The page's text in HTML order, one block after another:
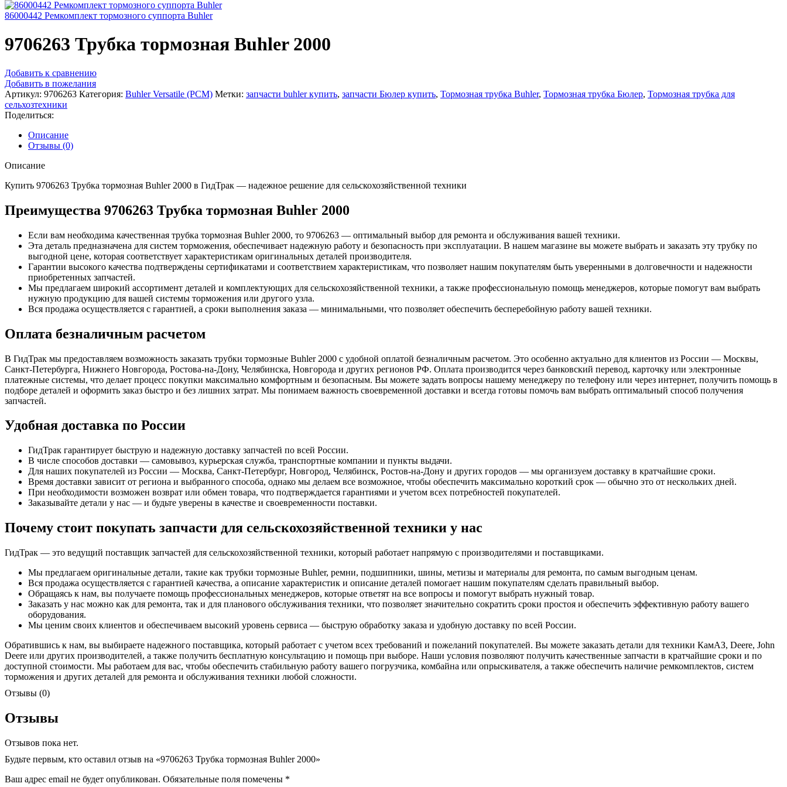
86000442 Ремкомплект тормозного суппорта Buhler
9706263 Трубка тормозная Buhler 2000
Добавить к сравнению
Добавить в пожелания
Артикул: 9706263 Категория: Buhler Versatile (РСМ) Метки: запчасти buhler купить, запчасти Бюлер купить, Тормозная трубка Buhler, Тормозная трубка Бюлер, Тормозная трубка для
сельхозтехники
Поделиться:
Описание
Отзывы (0)
Описание
Купить 9706263 Трубка тормозная Buhler 2000 в ГидТрак — надежное решение для сельскохозяйственной техники
Преимущества 9706263 Трубка тормозная Buhler 2000
Если вам необходима качественная трубка тормозная Buhler 2000, то 9706263 — оптимальный выбор для ремонта и обслуживания вашей техники.
Эта деталь предназначена для систем торможения, обеспечивает надежную работу и безопасность при эксплуатации. В нашем магазине вы можете выбрать и заказать эту трубку по
выгодной цене, которая соответствует характеристикам оригинальных деталей производителя.
Гарантии высокого качества подтверждены сертификатами и соответствием характеристикам, что позволяет нашим покупателям быть уверенными в долговечности и надежности
приобретенных запчастей.
Мы предлагаем широкий ассортимент деталей и комплектующих для сельскохозяйственной техники, а также профессиональную помощь менеджеров, которые помогут вам выбрать
нужную продукцию для вашей системы торможения или другого узла.
Вся продажа осуществляется с гарантией, а сроки выполнения заказа — минимальными, что позволяет обеспечить бесперебойную работу вашей техники.
Оплата безналичным расчетом
В ГидТрак мы предоставляем возможность заказать трубки тормозные Buhler 2000 с удобной оплатой безналичным расчетом. Это особенно актуально для клиентов из России — Москвы,
Санкт-Петербурга, Нижнего Новгорода, Ростова-на-Дону, Челябинска, Новгорода и других регионов РФ. Оплата производится через банковский перевод, карточку или электронные
платежные системы, что делает процесс покупки максимально комфортным и безопасным. Вы можете задать вопросы нашему менеджеру по телефону или через интернет, получить помощь в
подборе деталей и оформить заказ быстро и без лишних затрат. Мы понимаем важность своевременной доставки и всегда готовы помочь вам выбрать оптимальный способ получения
запчастей.
Удобная доставка по России
ГидТрак гарантирует быструю и надежную доставку запчастей по всей России.
В числе способов доставки — самовывоз, курьерская служба, транспортные компании и пункты выдачи.
Для наших покупателей из России — Москва, Санкт-Петербург, Новгород, Челябинск, Ростов-на-Дону и других городов — мы организуем доставку в кратчайшие сроки.
Время доставки зависит от региона и выбранного способа, однако мы делаем все возможное, чтобы обеспечить максимально короткий срок — обычно это от нескольких дней.
При необходимости возможен возврат или обмен товара, что подтверждается гарантиями и учетом всех потребностей покупателей.
Заказывайте детали у нас — и будьте уверены в качестве и своевременности поставки.
Почему стоит покупать запчасти для сельскохозяйственной техники у нас
ГидТрак — это ведущий поставщик запчастей для сельскохозяйственной техники, который работает напрямую с производителями и поставщиками.
Мы предлагаем оригинальные детали, такие как трубки тормозные Buhler, ремни, подшипники, шины, метизы и материалы для ремонта, по самым выгодным ценам.
Вся продажа осуществляется с гарантией качества, а описание характеристик и описание деталей помогает нашим покупателям сделать правильный выбор.
Обращаясь к нам, вы получаете помощь профессиональных менеджеров, которые ответят на все вопросы и помогут выбрать нужный товар.
Заказать у нас можно как для ремонта, так и для планового обслуживания техники, что позволяет значительно сократить сроки простоя и обеспечить эффективную работу вашего
оборудования.
Мы ценим своих клиентов и обеспечиваем высокий уровень сервиса — быструю обработку заказа и удобную доставку по всей России.
Обратившись к нам, вы выбираете надежного поставщика, который работает с учетом всех требований и пожеланий покупателей. Вы можете заказать детали для техники КамАЗ, Deere, John
Deere или других производителей, а также получить бесплатную консультацию и помощь при выборе. Наши условия позволяют получить качественные запчасти в кратчайшие сроки и по
доступной стоимости. Мы работаем для вас, чтобы обеспечить стабильную работу вашего погрузчика, комбайна или опрыскивателя, а также обеспечить наличие ремкомплектов, систем
торможения и других деталей для ремонта и обслуживания техники любой сложности.
Отзывы (0)
Отзывы
Отзывов пока нет.
Будьте первым, кто оставил отзыв на «9706263 Трубка тормозная Buhler 2000»
Ваш адрес email не будет опубликован. Обязательные поля помечены *